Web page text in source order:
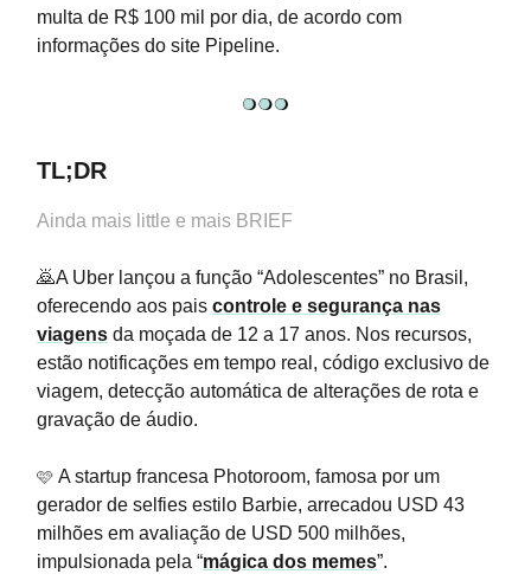
multa de R$ 100 mil por dia, de acordo com
informações do site Pipeline.
TL;DR
Ainda mais little e mais BRIEF
🙇A Uber lançou a função “Adolescentes” no Brasil,
oferecendo aos pais controle e segurança nas
viagens da moçada de 12 a 17 anos. Nos recursos,
estão notificações em tempo real, código exclusivo de
viagem, detecção automática de alterações de rota e
gravação de áudio.
🩷 A startup francesa Photoroom, famosa por um
gerador de selfies estilo Barbie, arrecadou USD 43
milhões em avaliação de USD 500 milhões,
impulsionada pela “mágica dos memes”.